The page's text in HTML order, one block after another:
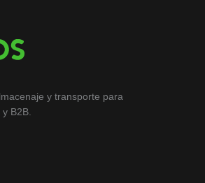
y transporte para
B2B.